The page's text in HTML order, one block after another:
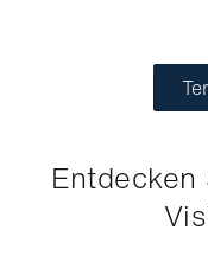
Entdecken Sie unsere weiteren